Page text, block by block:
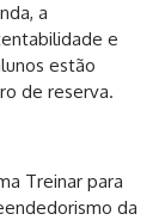
a
e
estão
de reserva.
Treinar para
da